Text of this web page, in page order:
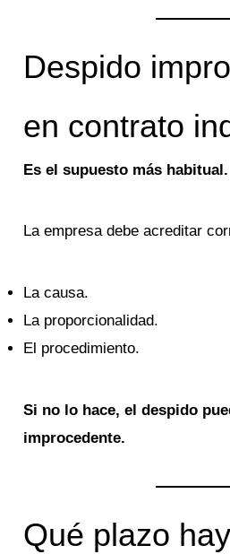
Despido
en contrato
Es el supuesto más habitual.
La empresa debe acreditar
La causa.
La proporcionalidad.
El procedimiento.
Si no lo hace, el despido
improcedente.
Qué plazo